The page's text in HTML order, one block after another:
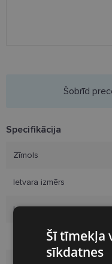
Specifikācija
Zīmols
Ietvara izmērs
Ietvara krāsa
Ietvara materiāls
Šobrīd
Šī tīmekļa
sīkdatnes